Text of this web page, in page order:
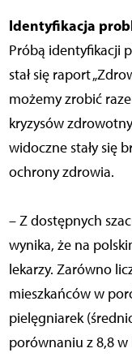
Identyfikacja
Próbą identyfikacji
stał się raport
możemy zrobić
kryzysów
widoczne stały się
ochrony zdrowia.
– Z dostępnych
wynika, że na
lekarzy. Zarówno
mieszkańców w
pielęgniarek
porównaniu z 8,8 w